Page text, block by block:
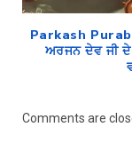
Parkash
ਅਰਜਨ ਦੇਵ ਜੀ
Comments are